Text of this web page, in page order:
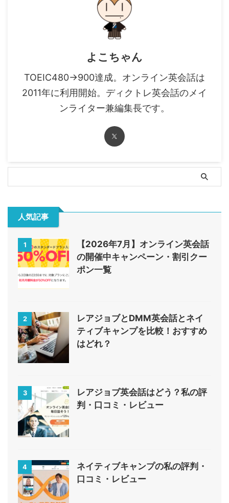
よこちゃん
TOEIC480→900達成。オンライン英会話は
2011年に利用開始。ディクトレ英会話のメイ
ンライター兼編集長です。
人気記事
1
【2026年7月】オンライン英会話
の開催中キャンペーン・割引クー
ポン一覧
2
レアジョブとDMM英会話とネイ
ティブキャンプを比較！おすすめ
はどれ？
3
レアジョブ英会話はどう？私の評
判・口コミ・レビュー
4
ネイティブキャンプの私の評判・
口コミ・レビュー